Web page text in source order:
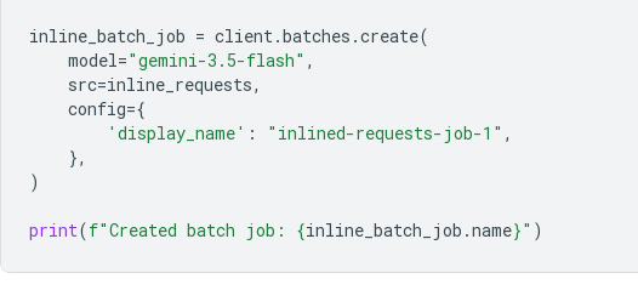
inline_batch_job = client.batches .create(
model="gemini-3.5-flash" ,
src=inline_requests,
config={
'display_name' : "inlined-requests-job-1" ,
},
)
print(f"Created batch job: {inline_batch_job .name}" )